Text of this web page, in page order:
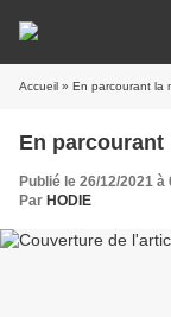
Accueil » En parcourant la
En parcourant
Publié le 26/12/2021 à
Par HODIE